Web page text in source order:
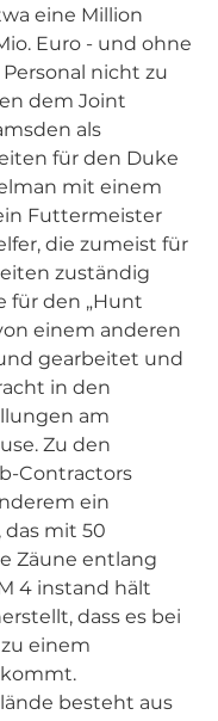
eine Million
Euro - und ohne
nicht zu
dem Joint
als
für den Duke
mit einem
Futtermeister
die zumeist für
zuständig
für den „Hunt
einem anderen
gearbeitet und
in den
am
Zu den
Contractors
ein
mit 50
Zäune entlang
4 instand hält
dass es bei
einem
besteht aus